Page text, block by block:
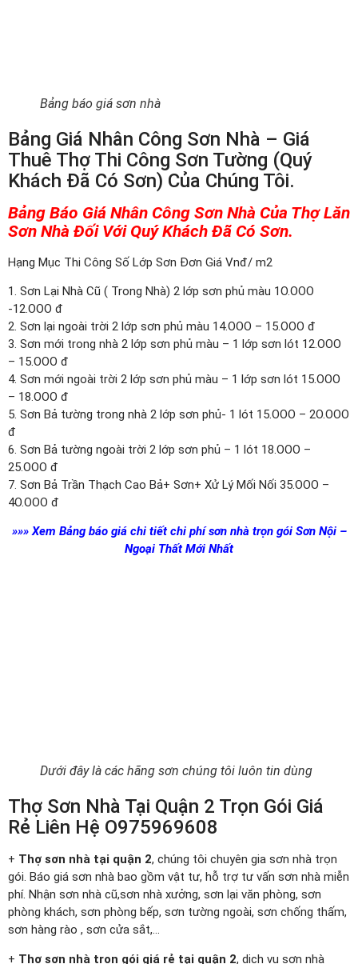
Bảng báo giá sơn nhà
Bảng Giá Nhân Công Sơn Nhà – Giá
Thuê Thợ Thi Công Sơn Tường (Quý
Khách Đã Có Sơn) Của Chúng Tôi.
Bảng Báo Giá Nhân Công Sơn Nhà Của Thợ Lăn
Sơn Nhà Đối Với Quý Khách Đã Có Sơn.
Hạng Mục Thi Công Số Lớp Sơn Đơn Giá Vnđ/ m2
1. Sơn Lại Nhà Cũ ( Trong Nhà) 2 lớp sơn phủ màu 1O.OOO
-12.OOO đ
2. Sơn lại ngoài trời 2 lớp sơn phủ màu 14.OOO – 15.OOO đ
3. Sơn mới trong nhà 2 lớp sơn phủ màu – 1 lớp sơn lót 12.OOO
– 15.OOO đ
4. Sơn mới ngoài trời 2 lớp sơn phủ màu – 1 lớp sơn lót 15.OOO
– 18.OOO đ
5. Sơn Bả tường trong nhà 2 lớp sơn phủ- 1 lót 15.OOO – 2O.OOO
đ
6. Sơn Bả tường ngoài trời 2 lớp sơn phủ – 1 lót 18.OOO –
25.OOO đ
7. Sơn Bả Trần Thạch Cao Bả+ Sơn+ Xử Lý Mối Nối 35.OOO –
4O.OOO đ
»»» Xem Bảng báo giá chi tiết chi phí sơn nhà trọn gói Sơn Nội –
Ngoại Thất Mới Nhất
Dưới đây là các hãng sơn chúng tôi luôn tin dùng
Thợ Sơn Nhà Tại Quận 2 Trọn Gói Giá
Rẻ Liên Hệ O975969608
+ Thợ sơn nhà tại quận 2, chúng tôi chuyên gia sơn nhà trọn
gói. Báo giá sơn nhà bao gồm vật tư, hỗ trợ tư vấn sơn nhà miễn
phí. Nhận sơn nhà cũ,sơn nhà xưởng, sơn lại văn phòng, sơn
phòng khách, sơn phòng bếp, sơn tường ngoài, sơn chống thấm,
sơn hàng rào , sơn cửa sắt,…
+ Thợ sơn nhà trọn gói giá rẻ tại quận 2, dịch vụ sơn nhà